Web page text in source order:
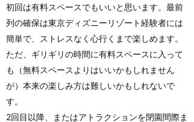
初回は有料スペースでもいいと思います。最前
列の確保は東京ディズニーリゾート経験者には
簡単で、ストレスなく心行くまで楽しめます。
ただ、ギリギリの時間に有料スペースに入って
も（無料スペースよりはいいかもしれません
が）本来の楽しみ方は難しいかもしれないで
す。
2回目以降、またはアトラクションを閉園間際ま